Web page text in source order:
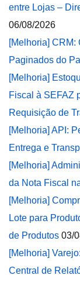
entre Lojas –
06/08/2026
[Melhoria] CRM:
Paginados do
[Melhoria]
Fiscal à SEFAZ
Requisição de
[Melhoria] API:
Entrega e
[Melhoria]
da Nota Fiscal
[Melhoria]
Lote para
de Produtos 03/
[Melhoria]
Central de